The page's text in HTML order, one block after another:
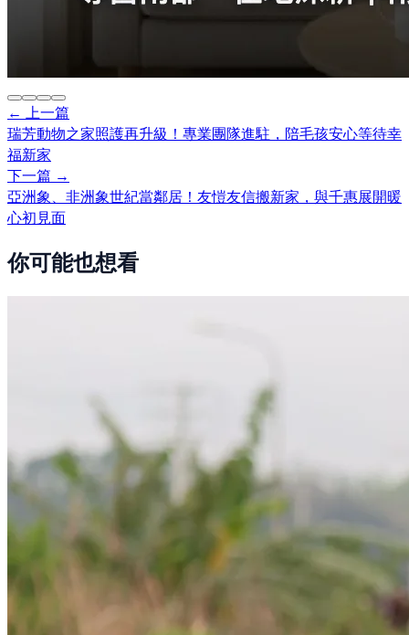
← 上一篇
瑞芳動物之家照護再升級！專業團隊進駐，陪毛孩安心等待幸
福新家
下一篇 →
亞洲象、非洲象世紀當鄰居！友愷友信搬新家，與千惠展開暖
心初見面
你可能也想看